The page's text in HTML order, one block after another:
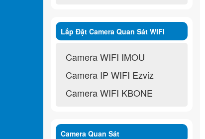
Lắp Đặt Camera Quan Sát WIFI
Không Dây
Camera WIFI IMOU
Camera IP WIFI Ezviz
Camera WIFI KBONE
Camera Quan Sát